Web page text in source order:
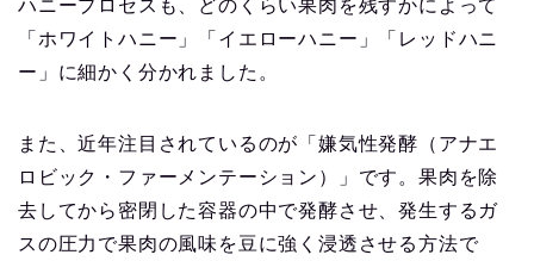
ハニープロセスも、どのくらい果肉を残すかによって
「ホワイトハニー」「イエローハニー」「レッドハニ
ー」に細かく分かれました。
また、近年注目されているのが「嫌気性発酵（アナエ
ロビック・ファーメンテーション）」です。果肉を除
去してから密閉した容器の中で発酵させ、発生するガ
スの圧力で果肉の風味を豆に強く浸透させる方法で